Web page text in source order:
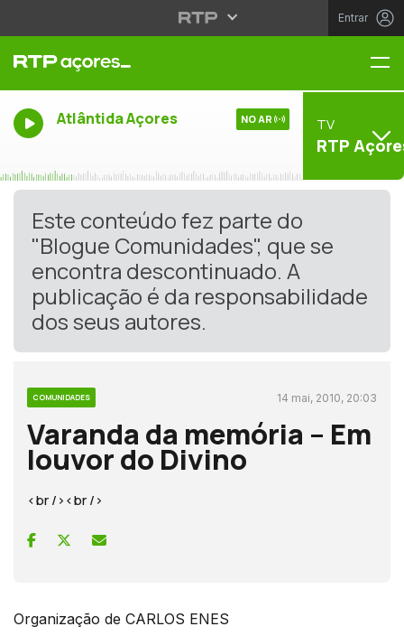
Entrar
Atlântida Açores NO AR TV
RTP
Este conteúdo fez parte do
"Blogue Comunidades", que se
encontra descontinuado. A
publicação é da responsabilidade
dos seus autores.
COMUNIDADES 14 mai, 2010, 20:03
Varanda da memória – Em
louvor do Divino
<br /><br />
Organização de CARLOS ENES